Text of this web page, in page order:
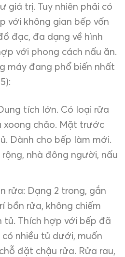
giá trị. Tuy nhiên phải có
với không gian bếp vốn
đạc, đa dạng về hình
với phong cách nấu ăn.
máy đang phổ biến nhất
tích lớn. Có loại rửa
xoong chảo. Mặt trước
Dành cho bếp làm mới.
nhà đông người, nấu
rửa: Dạng 2 trong, gắn
bồn rửa, không chiếm
tủ. Thích hợp với bếp đã
nhiều tủ dưới, muốn
đặt chậu rửa. Rửa rau,